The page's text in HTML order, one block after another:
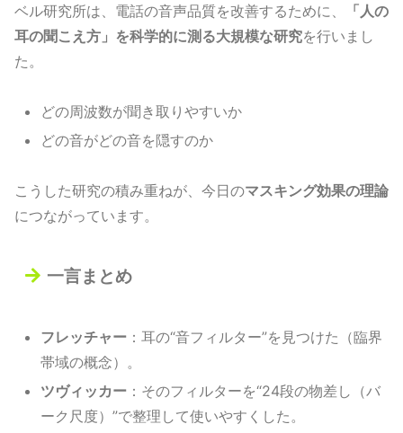
ベル研究所は、電話の音声品質を改善するために、
「人の
耳の聞こえ方」を科学的に測る大規模な研究を行いまし
た。
どの周波数が聞き取りやすいか
どの音がどの音を隠すのか
こうした研究の積み重ねが、今日のマスキング効果の理論
につながっています。
一言まとめ
フレッチャー ：耳の“音フィルター”を見つけた（臨界
帯域の概念）。
ツヴィッカー ：そのフィルターを“24段の物差し（バ
ーク尺度）”で整理して使いやすくした。